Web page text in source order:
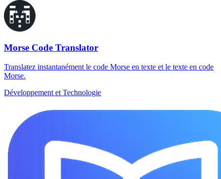
Morse Code Translator
Translatez instantanément le code Morse en texte et le texte en code
Morse.
Développement et Technologie